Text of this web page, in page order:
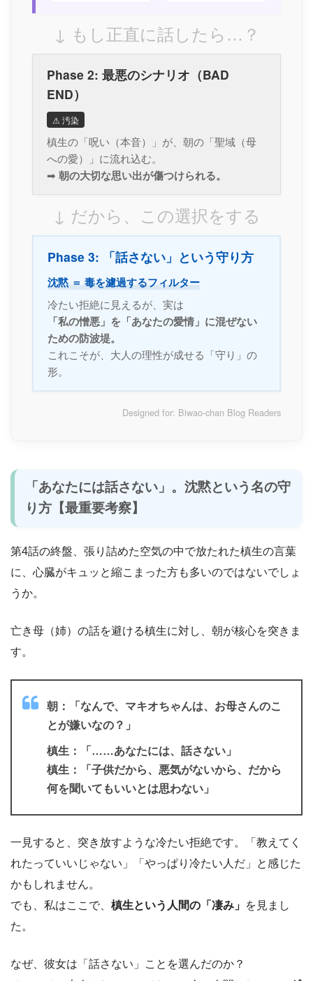
↓ もし正直に話したら…？
Phase 2: 最悪のシナリオ（BAD
END）
⚠ 汚染
槙生の「呪い（本音）」が、朝の「聖域（母
への愛）」に流れ込む。
➡ 朝の大切な思い出が傷つけられる。
↓ だから、この選択をする
Phase 3: 「話さない」という守り方
沈黙 ＝ 毒を濾過するフィルター
冷たい拒絶に見えるが、実は
「私の憎悪」を「あなたの愛情」に混ぜない
ための防波堤。
これこそが、大人の理性が成せる「守り」の
形。
Designed for: Biwao-chan Blog Readers
「あなたには話さない」。沈黙という名の守
り方【最重要考察】
第4話の終盤、張り詰めた空気の中で放たれた槙生の言葉
に、心臓がキュッと縮こまった方も多いのではないでしょ
うか。
亡き母（姉）の話を避ける槙生に対し、朝が核心を突きま
す。
朝：「なんで、マキオちゃんは、お母さんのこ
とが嫌いなの？」
槙生：「……あなたには、話さない」
槙生：「子供だから、悪気がないから、だから
何を聞いてもいいとは思わない」
一見すると、突き放すような冷たい拒絶です。「教えてく
れたっていいじゃない」「やっぱり冷たい人だ」と感じた
かもしれません。
でも、私はここで、 槙生という人間の「凄み」 を見まし
た。
なぜ、彼女は「話さない」ことを選んだのか？